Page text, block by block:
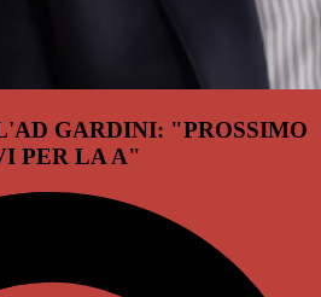
GARDINI: "PROSSIMO
PER LA A"